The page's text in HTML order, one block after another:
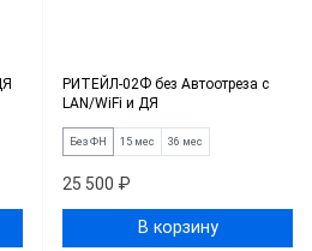
РИТЕЙЛ-02Ф без Автоотреза с
LAN/WiFi и ДЯ
Без ФН 15 мес 36 мес
25 500 ₽
В корзину